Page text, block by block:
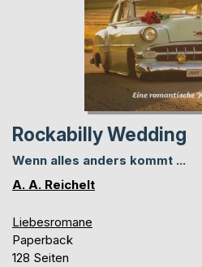
Rockabilly Wedding
Wenn alles anders kommt ...
A. A. Reichelt
Liebesromane
Paperback
128 Seiten